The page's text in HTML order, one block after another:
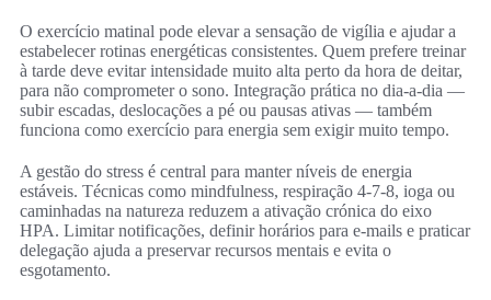
O exercício matinal pode elevar a sensação de vigília e ajudar a
estabelecer rotinas energéticas consistentes. Quem prefere treinar
à tarde deve evitar intensidade muito alta perto da hora de deitar,
para não comprometer o sono. Integração prática no dia-a-dia —
subir escadas, deslocações a pé ou pausas ativas — também
funciona como exercício para energia sem exigir muito tempo.
A gestão do stress é central para manter níveis de energia
estáveis. Técnicas como mindfulness, respiração 4-7-8, ioga ou
caminhadas na natureza reduzem a ativação crónica do eixo
HPA. Limitar notificações, definir horários para e-mails e praticar
delegação ajuda a preservar recursos mentais e evita o
esgotamento.